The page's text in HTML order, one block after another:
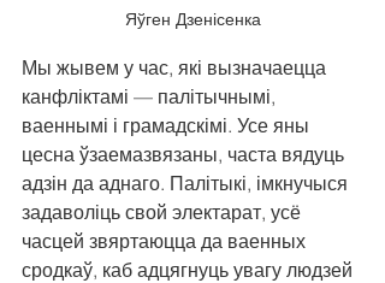
Яўген Дзенісенка
Мы жывем у час, які вызначаецца
канфліктамі — палітычнымі,
ваеннымі і грамадскімі. Усе яны
цесна ўзаемазвязаны, часта вядуць
адзін да аднаго. Палітыкі, імкнучыся
задаволіць свой электарат, усё
часцей звяртаюцца да ваенных
сродкаў, каб адцягнуць увагу людзей